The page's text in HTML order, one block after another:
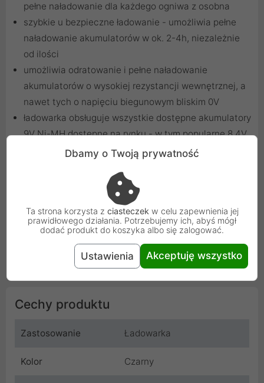
pełne naładowanie dla każdego ogniwa z osobna
szybkie u bezpieczne ładowanie - umożliwia pełne
naładowanie akumulatorów w ok. 2-4h, niezależnie
od ilości
umożliwia odratowanie i pełne naładowanie
akumulatorów o wysokiej rezystancji wewnętrznej, a
nawet tych o napięciu biegunowym bliskim 0V
ładowarka obsługuje wszystkie dostępne akumulatory
9V Ni-MH dostępne na rynku - w tym popularne 8.4V
jak i rzadkie 9.6V
Zawartość zestawu:
ładowarka
zasilacz sieciowy
instrukcja w języku polskim, angielskim i niemieckim
Cechy produktu
Zastosowanie Ładowarka
Kolor Czarny
Dbamy o Twoją prywatność
Ta strona korzysta z ciasteczek w celu zapewnienia jej
prawidłowego działania. Potrzebujemy ich, abyś mógł
dodać produkt do koszyka albo się zalogować.
Ustawienia Akceptuję wszystko